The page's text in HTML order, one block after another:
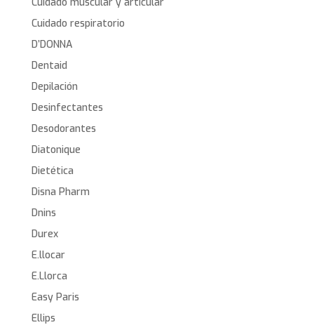
Cuidado respiratorio
D’DONNA
Dentaid
Depilación
Desinfectantes
Desodorantes
Diatonique
Dietética
Disna Pharm
Dnins
Durex
E.llocar
E.Llorca
Easy Paris
Ellips